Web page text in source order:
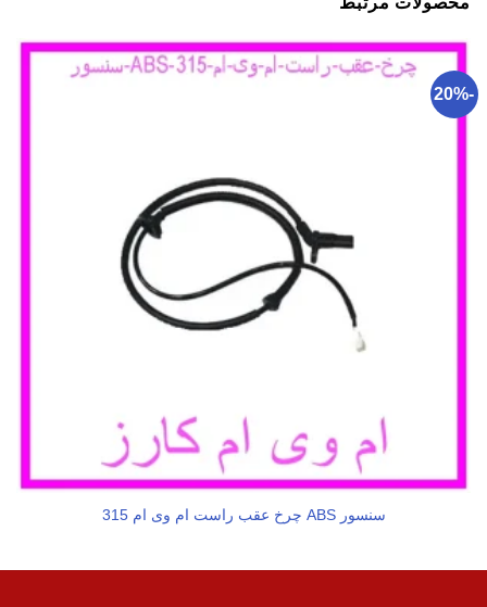
-20%
سنسور ABS چرخ عقب راست ام وی ام 315